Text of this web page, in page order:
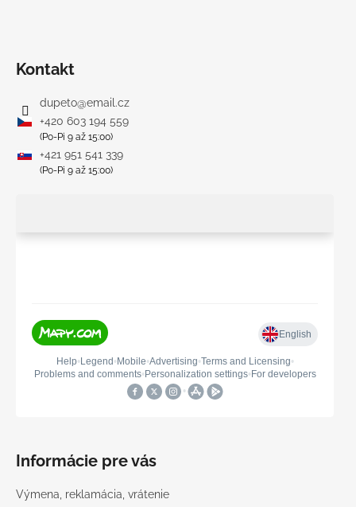
Kontakt
dupeto@email.cz
+420 603 194 559
(Po-Pi 9 až 15:00)
+421 951 541 339
(Po-Pi 9 až 15:00)
Informácie pre vás
Výmena, reklamácia, vrátenie